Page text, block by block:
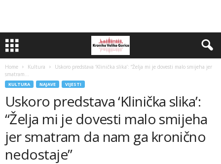
Home Kultura
Uskoro predstava ‘Klinička slika’: “Želja mi je dovesti malo smijeha jer
smatram...
KULTURA NAJAVE VIJESTI
Uskoro predstava ‘Klinička slika’:
“Želja mi je dovesti malo smijeha
jer smatram da nam ga kronično
nedostaje”